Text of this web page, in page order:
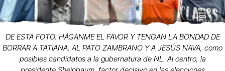
DE ESTA FOTO, HÁGANME EL FAVOR Y TENGAN LA BONDAD DE
BORRAR A TATIANA, AL PATO ZAMBRANO Y A JESÚS NAVA, como
posibles candidatos a la gubernatura de NL. Al centro, la